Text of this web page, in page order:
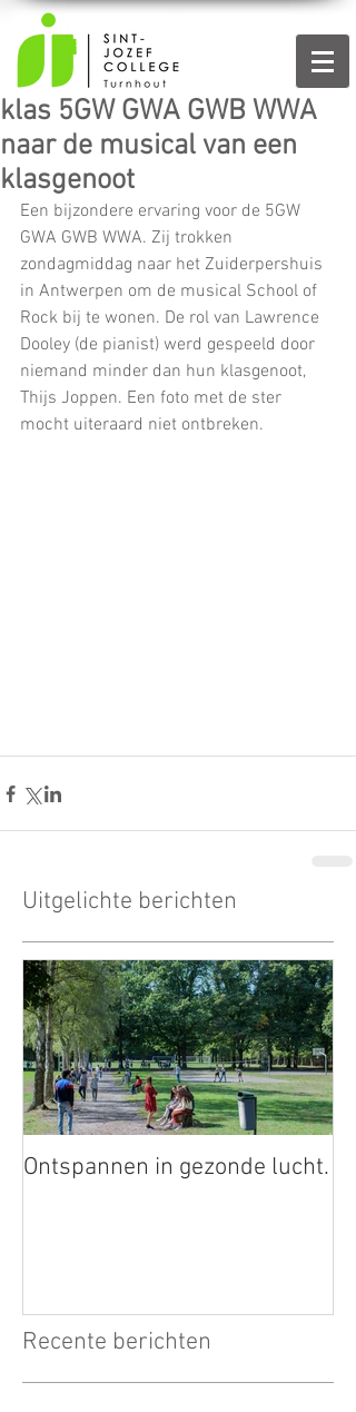
klas 5GW GWA GWB WWA
naar de musical van een
klasgenoot
Een bijzondere ervaring voor de 5GW
GWA GWB WWA. Zij trokken
zondagmiddag naar het Zuiderpershuis
in Antwerpen om de musical School of
Rock bij te wonen. De rol van Lawrence
Dooley (de pianist) werd gespeeld door
niemand minder dan hun klasgenoot,
Thijs Joppen. Een foto met de ster
mocht uiteraard niet ontbreken.
Uitgelichte berichten
Ontspannen in gezonde lucht.
Recente berichten